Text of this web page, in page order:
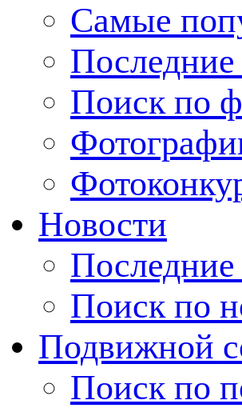
Cамые
Поиск по
Новости
Поиск по
Подвижной
Поиск по